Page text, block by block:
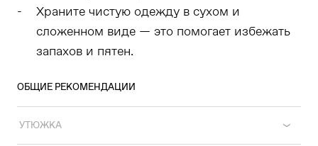
Храните чистую одежду в сухом и
сложенном виде — это помогает избежать
запахов и пятен.
ОБЩИЕ РЕКОМЕНДАЦИИ
УТЮЖКА